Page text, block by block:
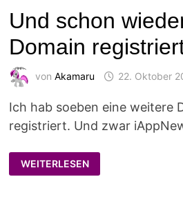
Und schon
Domain
von Akamaru 22. Oktober
Ich hab soeben eine weitere
registriert. Und zwar
UND
SCHON
WIEDER
WEITERLESEN